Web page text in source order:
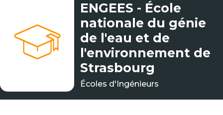
ENGEES - École
nationale du génie
de l'eau et de
l'environnement de
Strasbourg
Écoles d'Ingénieurs